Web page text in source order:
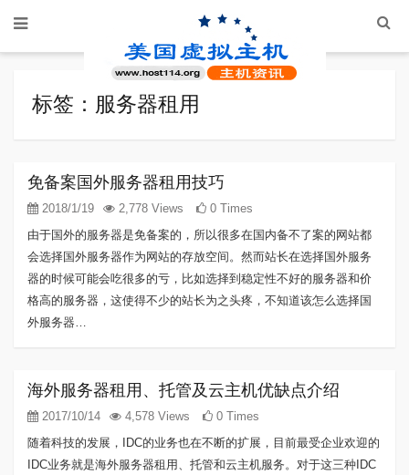
标签：服务器租用
免备案国外服务器租用技巧
2018/1/19 2,778 Views
0 Times
由于国外的服务器是免备案的，所以很多在国内备不了案的网站都
会选择国外服务器作为网站的存放空间。然而站长在选择国外服务
器的时候可能会吃很多的亏，比如选择到稳定性不好的服务器和价
格高的服务器，这使得不少的站长为之头疼，不知道该怎么选择国
外服务器…
海外服务器租用、托管及云主机优缺点介绍
2017/10/14 4,578 Views
0 Times
随着科技的发展，IDC的业务也在不断的扩展，目前最受企业欢迎的
IDC业务就是海外服务器租用、托管和云主机服务。对于这三种IDC